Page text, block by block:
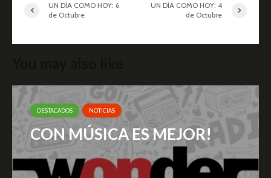
UN DÍA COMO HOY: 6
de Octubre
UN DÍA COMO HOY: 4
de Octubre
DESTACADOS NOTICIAS
CON MÚSICA ES MEJOR!